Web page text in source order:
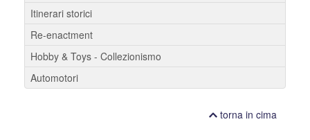
Itinerari storici
Re-enactment
Hobby & Toys - Collezionismo
Automotori
torna in cima